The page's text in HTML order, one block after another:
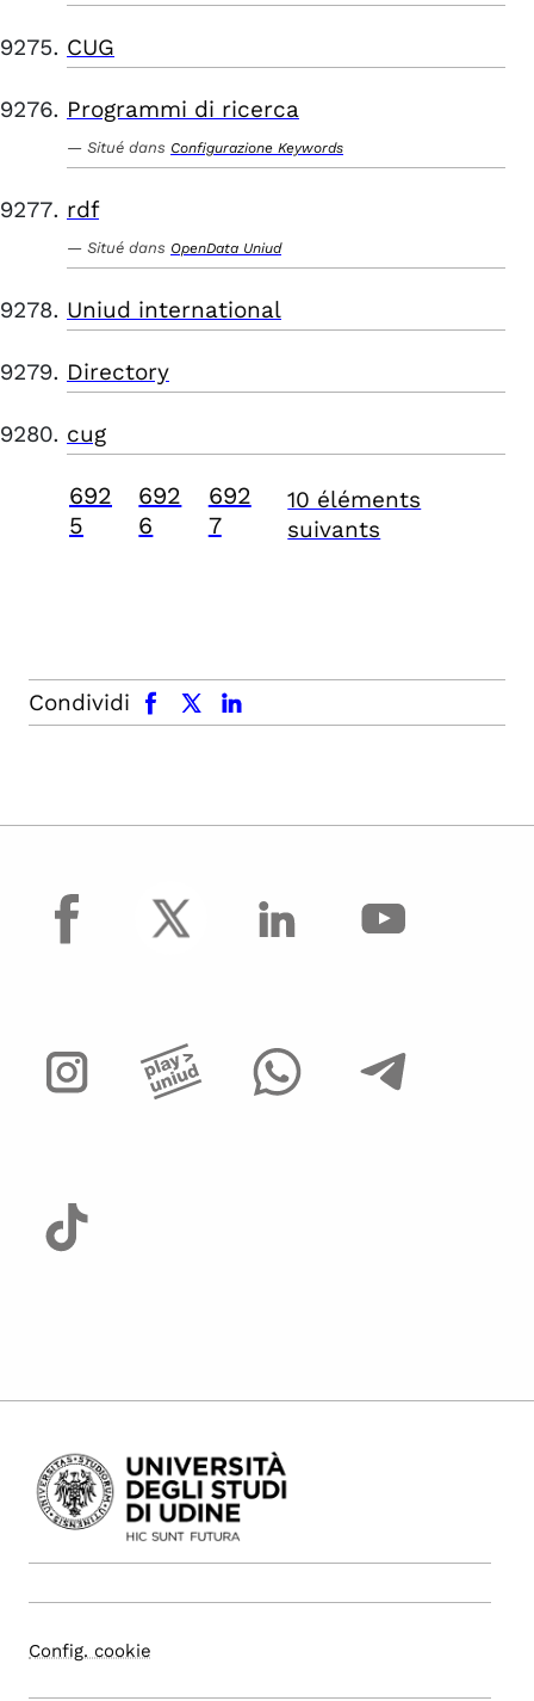
CUG
Programmi di ricerca
Situé dans Configurazione Keywords
rdf
Situé dans OpenData Uniud
Uniud international
Directory
cug
692
5
692
6
692
7
10 éléments
suivants
Condividi
facebook x.com linkedin
facebook
Config. cookie